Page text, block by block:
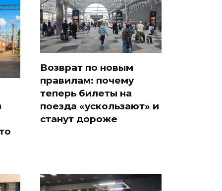
Возврат по новым
правилам: почему
теперь билеты на
поезда «ускользают» и
станут дороже